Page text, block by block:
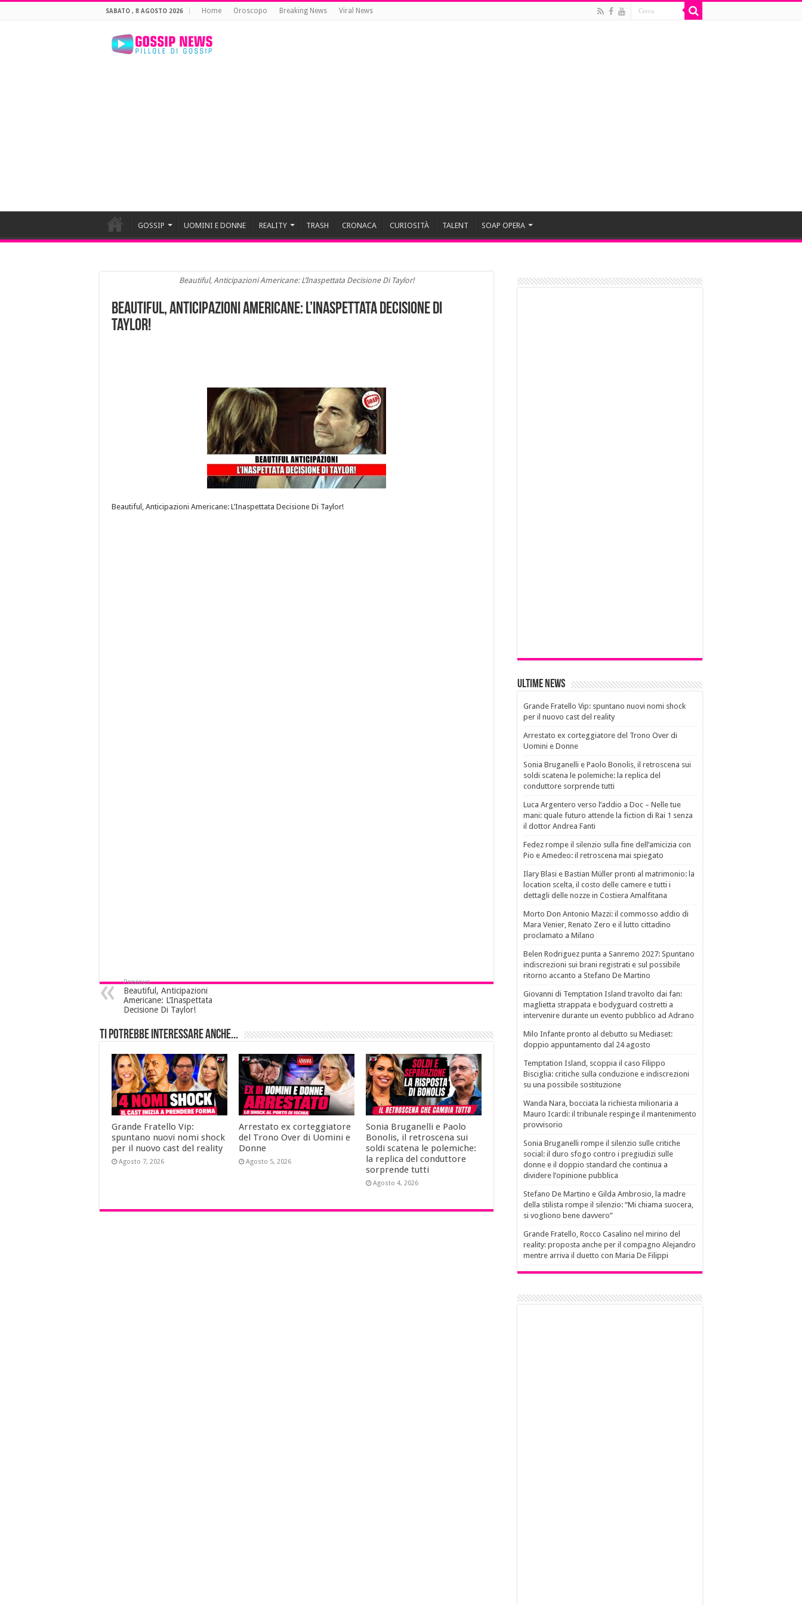
SABATO , 8 AGOSTO 2026 Home Oroscopo Breaking News Viral News
GOSSIP UOMINI E DONNE REALITY TRASH CRONACA CURIOSITÀ TALENT SOAP OPERA
Beautiful, Anticipazioni Americane: L’Inaspettata Decisione Di Taylor!
Beautiful, Anticipazioni Americane: L’Inaspettata Decisione Di
Taylor!
Beautiful, Anticipazioni Americane: L’Inaspettata Decisione Di Taylor!
Previous
Beautiful, Anticipazioni
Americane: L’Inaspettata
Decisione Di Taylor!
Ti potrebbe interessare anche...
Grande Fratello Vip:
spuntano nuovi nomi shock
per il nuovo cast del reality
Agosto 7, 2026
Arrestato ex corteggiatore
del Trono Over di Uomini e
Donne
Agosto 5, 2026
Sonia Bruganelli e Paolo
Bonolis, il retroscena sui
soldi scatena le polemiche:
la replica del conduttore
sorprende tutti
Agosto 4, 2026
Ultime News
Grande Fratello Vip: spuntano nuovi nomi shock
per il nuovo cast del reality
Arrestato ex corteggiatore del Trono Over di
Uomini e Donne
Sonia Bruganelli e Paolo Bonolis, il retroscena sui
soldi scatena le polemiche: la replica del
conduttore sorprende tutti
Luca Argentero verso l’addio a Doc – Nelle tue
mani: quale futuro attende la fiction di Rai 1 senza
il dottor Andrea Fanti
Fedez rompe il silenzio sulla fine dell’amicizia con
Pio e Amedeo: il retroscena mai spiegato
Ilary Blasi e Bastian Müller pronti al matrimonio: la
location scelta, il costo delle camere e tutti i
dettagli delle nozze in Costiera Amalfitana
Morto Don Antonio Mazzi: il commosso addio di
Mara Venier, Renato Zero e il lutto cittadino
proclamato a Milano
Belen Rodriguez punta a Sanremo 2027: Spuntano
indiscrezioni sui brani registrati e sul possibile
ritorno accanto a Stefano De Martino
Giovanni di Temptation Island travolto dai fan:
maglietta strappata e bodyguard costretti a
intervenire durante un evento pubblico ad Adrano
Milo Infante pronto al debutto su Mediaset:
doppio appuntamento dal 24 agosto
Temptation Island, scoppia il caso Filippo
Bisciglia: critiche sulla conduzione e indiscrezioni
su una possibile sostituzione
Wanda Nara, bocciata la richiesta milionaria a
Mauro Icardi: il tribunale respinge il mantenimento
provvisorio
Sonia Bruganelli rompe il silenzio sulle critiche
social: il duro sfogo contro i pregiudizi sulle
donne e il doppio standard che continua a
dividere l’opinione pubblica
Stefano De Martino e Gilda Ambrosio, la madre
della stilista rompe il silenzio: “Mi chiama suocera,
si vogliono bene davvero”
Grande Fratello, Rocco Casalino nel mirino del
reality: proposta anche per il compagno Alejandro
mentre arriva il duetto con Maria De Filippi